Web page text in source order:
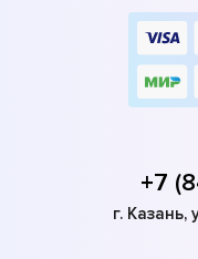
+7
г. Казань,